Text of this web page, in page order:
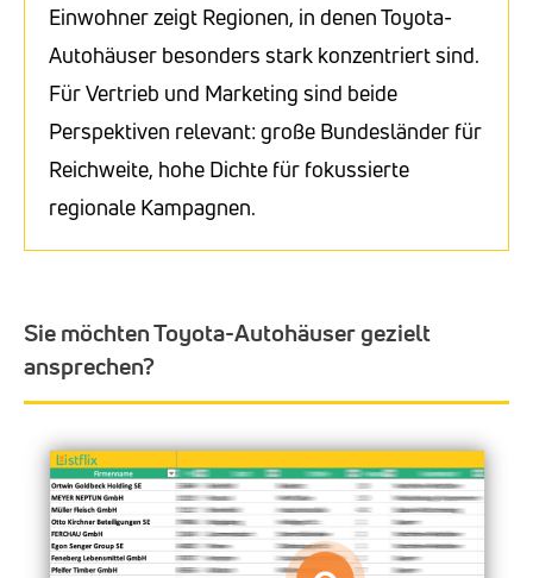
Einwohner zeigt Regionen, in denen Toyota-
Autohäuser besonders stark konzentriert sind.
Für Vertrieb und Marketing sind beide
Perspektiven relevant: große Bundesländer für
Reichweite, hohe Dichte für fokussierte
regionale Kampagnen.
Sie möchten Toyota-Autohäuser gezielt
ansprechen?